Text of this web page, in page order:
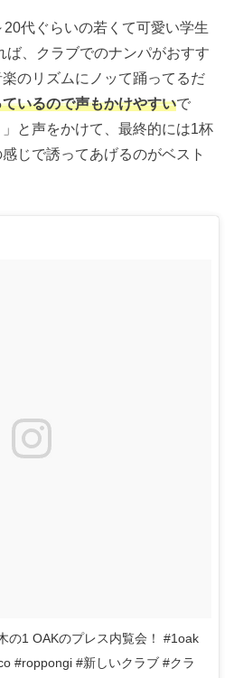
代ぐらいの若くて可愛い学生
ば、クラブでのナンパがおすす
のリズムにノッて踊ってるだ
いるので声もかけやすいで
と声をかけて、最終的には1杯
じで誘ってあげるのがベスト
の1 OAKのプレス内覧会！ #1oak
#roppongi #新しいクラブ #クラ